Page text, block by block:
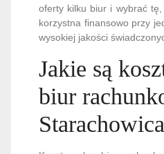
oferty kilku biur i wybrać
korzystna finansowo przy
wysokiej jakości
Jakie są
biur